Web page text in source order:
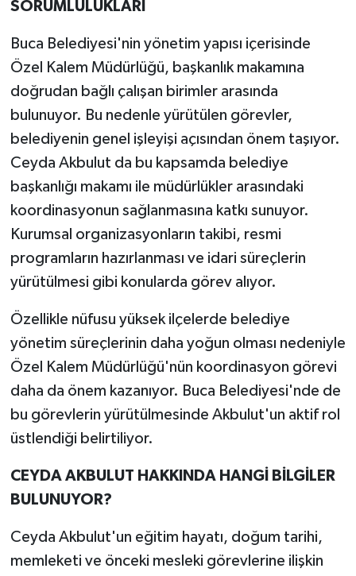
SORUMLULUKLARI
Buca Belediyesi'nin yönetim yapısı içerisinde
Özel Kalem Müdürlüğü, başkanlık makamına
doğrudan bağlı çalışan birimler arasında
bulunuyor. Bu nedenle yürütülen görevler,
belediyenin genel işleyişi açısından önem taşıyor.
Ceyda Akbulut da bu kapsamda belediye
başkanlığı makamı ile müdürlükler arasındaki
koordinasyonun sağlanmasına katkı sunuyor.
Kurumsal organizasyonların takibi, resmi
programların hazırlanması ve idari süreçlerin
yürütülmesi gibi konularda görev alıyor.
Özellikle nüfusu yüksek ilçelerde belediye
yönetim süreçlerinin daha yoğun olması nedeniyle
Özel Kalem Müdürlüğü'nün koordinasyon görevi
daha da önem kazanıyor. Buca Belediyesi'nde de
bu görevlerin yürütülmesinde Akbulut'un aktif rol
üstlendiği belirtiliyor.
CEYDA AKBULUT HAKKINDA HANGİ BİLGİLER
BULUNUYOR?
Ceyda Akbulut'un eğitim hayatı, doğum tarihi,
memleketi ve önceki mesleki görevlerine ilişkin